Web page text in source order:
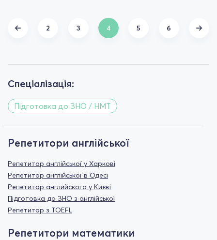
2 3 4 5 6
Спеціалізація:
Підготовка до ЗНО / НМТ
Репетитори англійської
Репетитор англійської у Харкові
Репетитор англійської в Одесі
Репетитор английского у Києві
Підготовка до ЗНО з англійської
Репетитор з TOEFL
Репетитори математики